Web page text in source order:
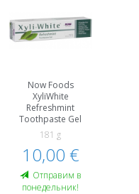
Now Foods
XyliWhite
Refreshmint
Toothpaste Gel
181 g
10,00 €
Oтправим в
понедельник!